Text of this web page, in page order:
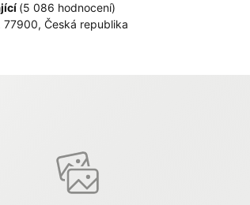
(5 086 hodnocení)
77900, Česká republika